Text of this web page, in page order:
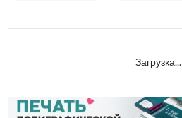
Загрузка...